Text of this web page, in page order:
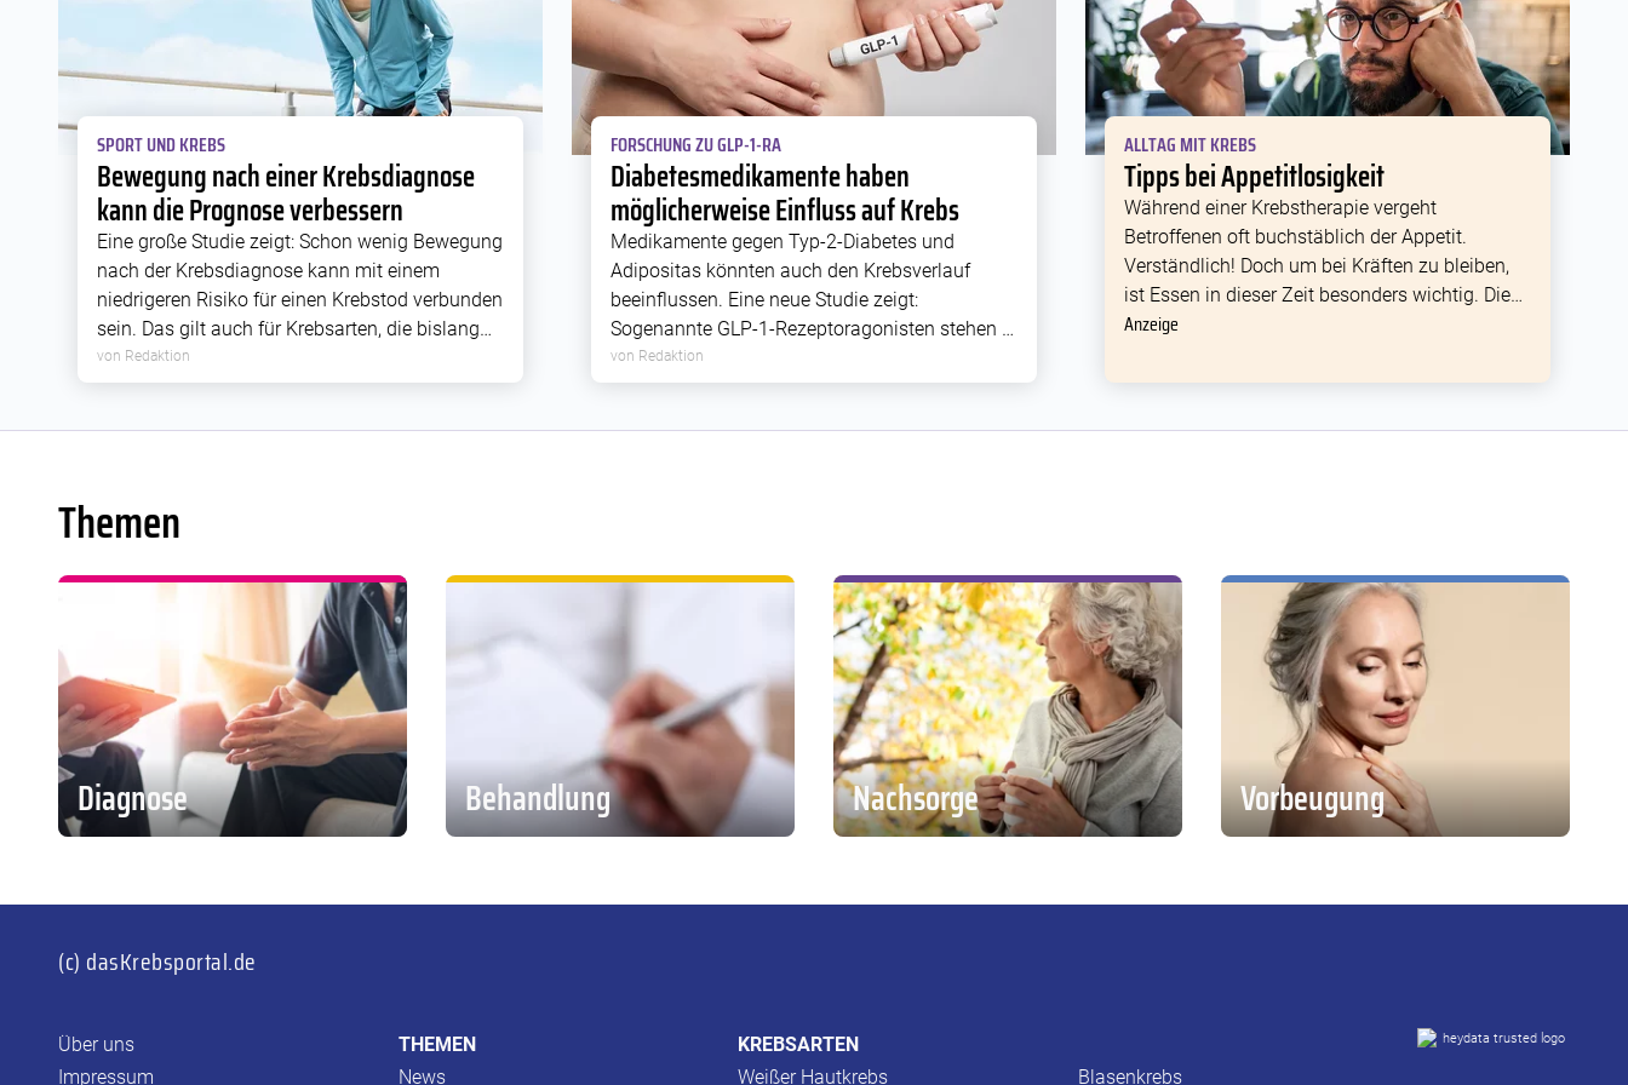
SPORT UND KREBS
Bewegung nach einer Krebsdiagnose
kann die Prognose verbessern
Eine große Studie zeigt: Schon wenig Bewegung
nach der Krebsdiagnose kann mit einem
niedrigeren Risiko für einen Krebstod verbunden
sein. Das gilt auch für Krebsarten, die bislang
weniger gut erforscht sind.
von Redaktion
FORSCHUNG ZU GLP-1-RA
Diabetesmedikamente haben
möglicherweise Einfluss auf Krebs
Medikamente gegen Typ-2-Diabetes und
Adipositas könnten auch den Krebsverlauf
beeinflussen. Eine neue Studie zeigt:
Sogenannte GLP-1-Rezeptoragonisten stehen in
Zusammenhang mit einem geringeren
Metastasierungsrisiko.
von Redaktion
ALLTAG MIT KREBS
Tipps bei Appetitlosigkeit
Während einer Krebstherapie vergeht
Betroffenen oft buchstäblich der Appetit.
Verständlich! Doch um bei Kräften zu bleiben,
ist Essen in dieser Zeit besonders wichtig. Diese
Tipps können helfen.
Anzeige
Themen
Diagnose Behandlung Nachsorge Vorbeugung
(c) dasKrebsportal.de
Über uns
Impressum
THEMEN
News
KREBSARTEN
Weißer Hautkrebs
Blasenkrebs